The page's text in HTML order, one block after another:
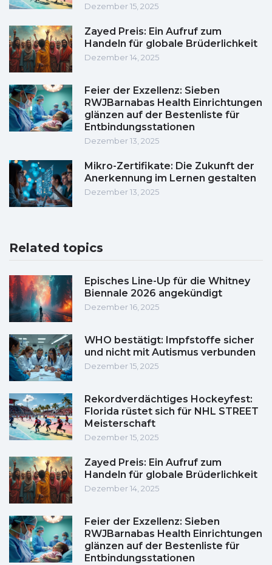
Dezember 15, 2025
Zayed Preis: Ein Aufruf zum
Handeln für globale Brüderlichkeit
Dezember 14, 2025
Feier der Exzellenz: Sieben
RWJBarnabas Health Einrichtungen
glänzen auf der Bestenliste für
Entbindungsstationen
Dezember 13, 2025
Mikro-Zertifikate: Die Zukunft der
Anerkennung im Lernen gestalten
Dezember 13, 2025
Related topics
Episches Line-Up für die Whitney
Biennale 2026 angekündigt
Dezember 16, 2025
WHO bestätigt: Impfstoffe sicher
und nicht mit Autismus verbunden
Dezember 15, 2025
Rekordverdächtiges Hockeyfest:
Florida rüstet sich für NHL STREET
Meisterschaft
Dezember 15, 2025
Zayed Preis: Ein Aufruf zum
Handeln für globale Brüderlichkeit
Dezember 14, 2025
Feier der Exzellenz: Sieben
RWJBarnabas Health Einrichtungen
glänzen auf der Bestenliste für
Entbindungsstationen